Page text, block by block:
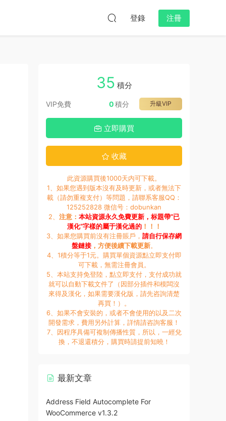
登錄 注冊
35 積分
VIP免費 升級VIP
0積分
立即購買
收藏
此資源購買後1000天内可下載。
1、如果您遇到版本沒有及時更新，或者無法下
載（請勿重複支付）等問題，請聯系客服QQ：
125252828 微信号：dobunkan
2、 注意： 本站資源永久免費更新，标題帶“已
漢化”字樣的屬于漢化過的！！！
3、如果您購買前沒有注冊賬戶， 請自行保存網
盤鏈接，方便後續下載更新。
4、1積分等于1元。購買單個資源點立即支付即
可下載，無需注冊會員。
5、本站支持免登陸，點立即支付，支付成功就
就可以自動下載文件了（因部分插件和模闆沒
來得及漢化，如果需要漢化版，請先咨詢清楚
再買！）。
6、如果不會安裝的，或者不會使用的以及二次
開發需求，費用另外計算，詳情請咨詢客服！
7、因程序具備可複制傳播性質，所以，一經兌
換，不退還積分，購買時請提前知曉！
最新文章
Address Field Autocomplete For
WooCommerce v1.3.2